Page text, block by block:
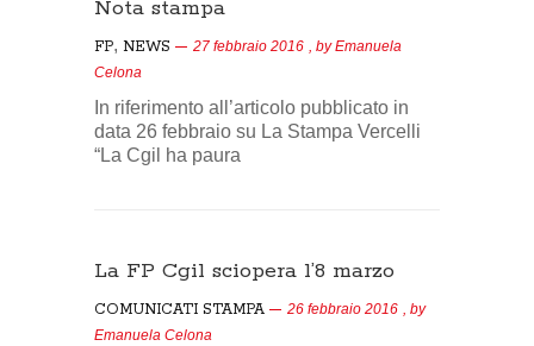
Nota stampa
FP, NEWS 27 febbraio 2016 , byEmanuela
Celona
In riferimento all’articolo pubblicato in
data 26 febbraio su La Stampa Vercelli
“La Cgil ha paura
La FP Cgil sciopera l’8 marzo
COMUNICATI STAMPA 26 febbraio 2016 , by
Emanuela Celona